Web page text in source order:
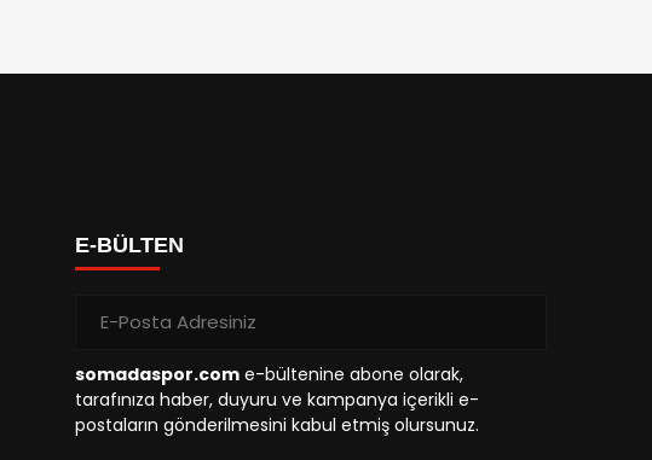
E-BÜLTEN
somadaspor.com e-bültenine abone olarak,
tarafınıza haber, duyuru ve kampanya içerikli e-
postaların gönderilmesini kabul etmiş olursunuz.